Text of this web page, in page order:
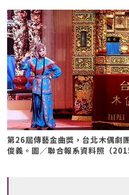
第26屆傳藝金曲獎，台北木偶劇
俊義。圖／聯合報系資料照（